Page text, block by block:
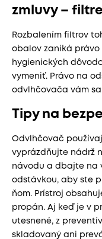
zmluvy – filtre
Rozbalením filtrov
obalov zaniká právo
hygienických
vymeniť. Právo na
odvlhčovača vám
Tipy na
Odvlhčovač
vyprázdňujte nádrž
návodu a dbajte na
odstávkou, aby ste
ňom. Prístroj
propán. Aj keď je v
utesnené, z
skladovaný ani